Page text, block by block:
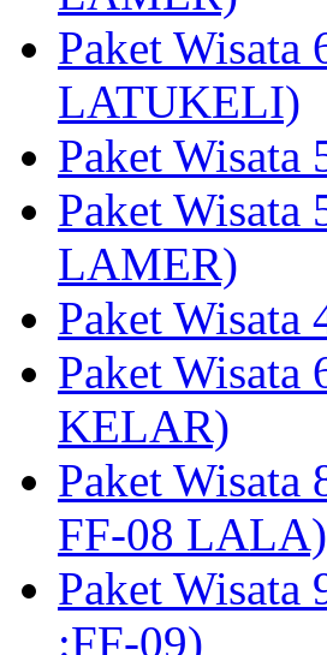
Paket
LATUKELI)
Paket
Paket
LAMER)
Paket
Paket
KELAR)
Paket
FF-08 LALA)
Paket
:FF-09)